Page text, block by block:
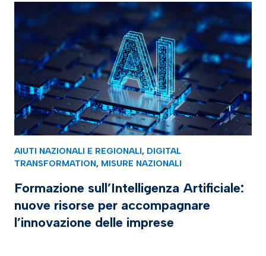
AIUTI NAZIONALI E REGIONALI, DIGITAL
TRANSFORMATION, MISURE NAZIONALI
Formazione sull’Intelligenza Artificiale:
nuove risorse per accompagnare
l’innovazione delle imprese